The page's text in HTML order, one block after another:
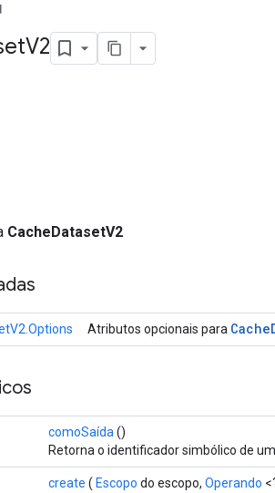
V2
CacheDatasetV2
Atributos opcionais para Cache
comoSaída ()
Retorna o identificador simbólico de
create ( Escopo do escopo, Operando